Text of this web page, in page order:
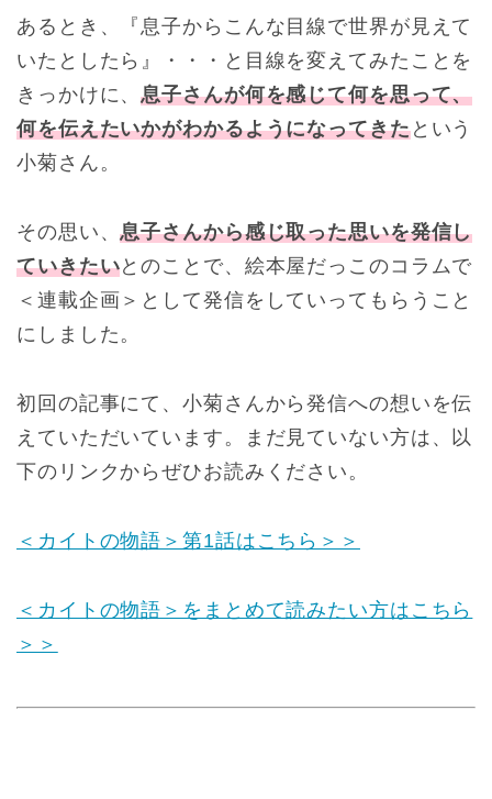
あるとき、『息子からこんな目線で世界が見えて
いたとしたら』・・・と目線を変えてみたことを
きっかけに、息子さんが何を感じて何を思って、
何を伝えたいかがわかるようになってきたという
小菊さん。
その思い、息子さんから感じ取った思いを発信し
ていきたいとのことで、絵本屋だっこのコラムで
＜連載企画＞として発信をしていってもらうこと
にしました。
初回の記事にて、小菊さんから発信への想いを伝
えていただいています。まだ見ていない方は、以
下のリンクからぜひお読みください。
＜カイトの物語＞第1話はこちら＞＞
＜カイトの物語＞をまとめて読みたい方はこちら
＞＞